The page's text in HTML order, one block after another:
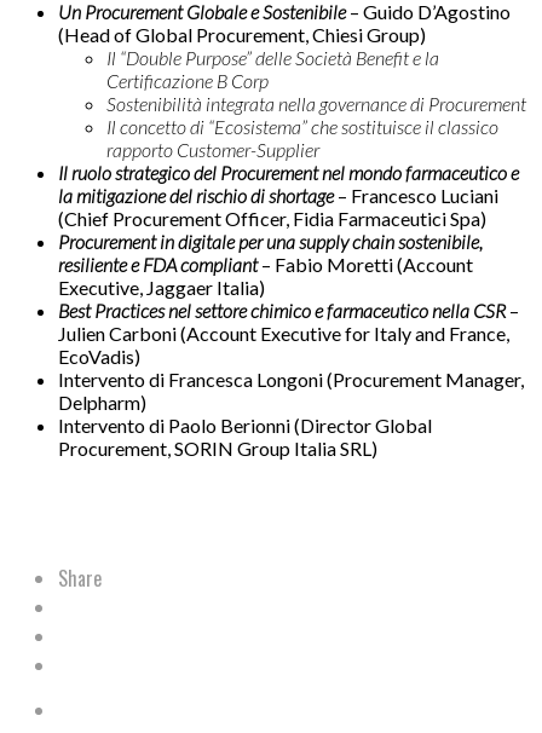
Un Procurement Globale e Sostenibile – Guido D’Agostino
(Head of Global Procurement, Chiesi Group)
Il “Double Purpose” delle Società Benefit e la
Certificazione B Corp
Sostenibilità integrata nella governance di Procurement
Il concetto di “Ecosistema” che sostituisce il classico
rapporto Customer-Supplier
Il ruolo strategico del Procurement nel mondo farmaceutico e
la mitigazione del rischio di shortage – Francesco Luciani
(Chief Procurement Officer, Fidia Farmaceutici Spa)
Procurement in digitale per una supply chain sostenibile,
resiliente e FDA compliant– Fabio Moretti (Account
Executive, Jaggaer Italia)
Best Practices nel settore chimico e farmaceutico nella CSR –
Julien Carboni (Account Executive for Italy and France,
EcoVadis)
Intervento di Francesca Longoni (Procurement Manager,
Delpharm)
Intervento di Paolo Berionni (Director Global
Procurement, SORIN Group Italia SRL)
Share